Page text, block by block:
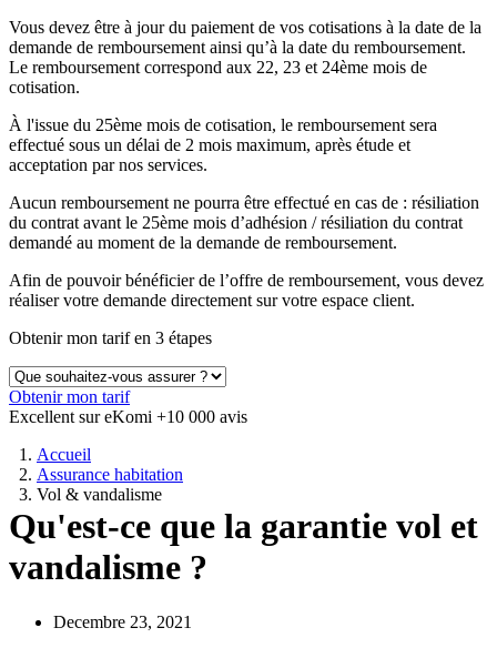
Vous devez être à jour du paiement de vos cotisations à la date de la
demande de remboursement ainsi qu’à la date du remboursement.
Le remboursement correspond aux 22, 23 et 24ème mois de
cotisation.
À l'issue du 25ème mois de cotisation, le remboursement sera
effectué sous un délai de 2 mois maximum, après étude et
acceptation par nos services.
Aucun remboursement ne pourra être effectué en cas de : résiliation
du contrat avant le 25ème mois d’adhésion / résiliation du contrat
demandé au moment de la demande de remboursement.
Afin de pouvoir bénéficier de l’offre de remboursement, vous devez
réaliser votre demande directement sur votre espace client.
Obtenir mon tarif en 3 étapes
Obtenir mon tarif
Excellent sur eKomi +10 000 avis
Accueil
Assurance habitation
Vol & vandalisme
Qu'est-ce que la garantie vol et
vandalisme ?
Decembre 23, 2021